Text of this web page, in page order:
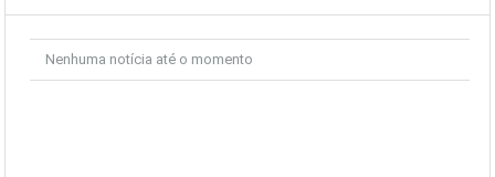
Nenhuma notícia até o momento